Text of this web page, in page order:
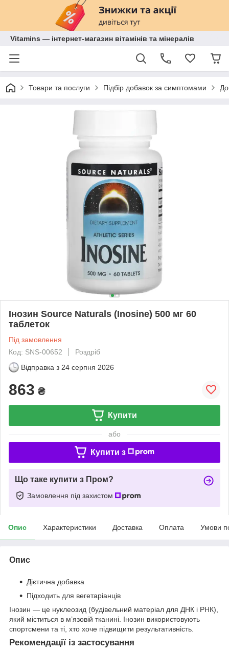
Vitamins — інтернет-магазин вітамінів та мінералів
Товари та послуги Підбір добавок за симптомами
Інозин Source Naturals (Inosine) 500 мг 60
таблеток
Під замовлення
Код: SNS-00652
Роздріб
Відправка з 24 серпня 2026
863 ₴
Купити
або
Купити з
Що таке купити з Пром?
Замовлення під захистом
Опис Характеристики Доставка Оплата Умови
Опис
Дієтична добавка
Підходить для вегетаріанців
Інозин — це нуклеозид (будівельний матеріал для ДНК і РНК),
який міститься в м’язовій тканині. Інозин використовують
спортсмени та ті, хто хоче підвищити результативність.
Рекомендації із застосування